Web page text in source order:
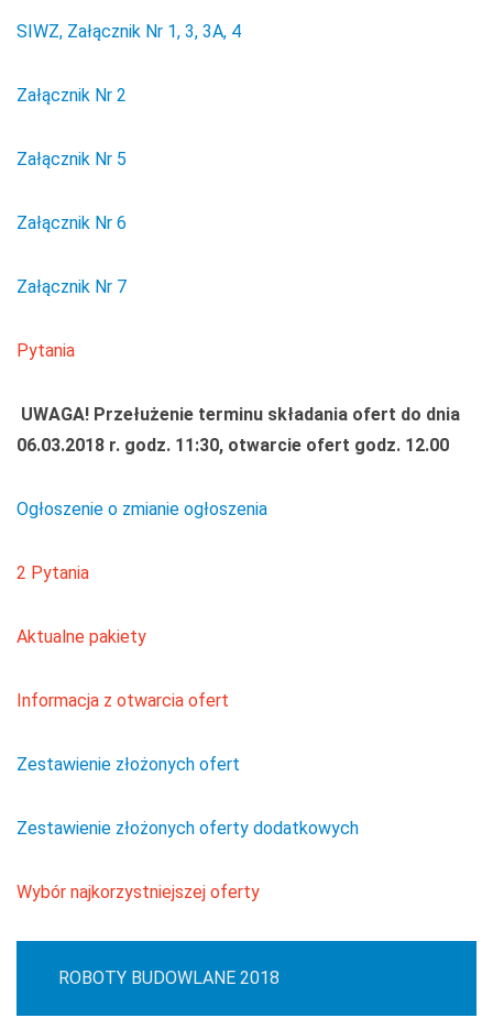
SIWZ, Załącznik Nr 1, 3, 3A, 4
Załącznik Nr 2
Załącznik Nr 5
Załącznik Nr 6
Załącznik Nr 7
Pytania
UWAGA! Przełużenie terminu składania ofert do dnia
06.03.2018 r. godz. 11:30, otwarcie ofert godz. 12.00
Ogłoszenie o zmianie ogłoszenia
2 Pytania
Aktualne pakiety
Informacja z otwarcia ofert
Zestawienie złożonych ofert
Zestawienie złożonych oferty dodatkowych
Wybór najkorzystniejszej oferty
ROBOTY BUDOWLANE 2018